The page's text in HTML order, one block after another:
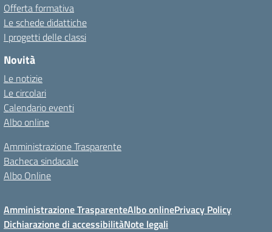
Offerta formativa
Le schede didattiche
I progetti delle classi
Novità
Le notizie
Le circolari
Calendario eventi
Albo online
Amministrazione Trasparente
Bacheca sindacale
Albo Online
Amministrazione TrasparenteAlbo onlinePrivacy Policy
Dichiarazione di accessibilitàNote legali